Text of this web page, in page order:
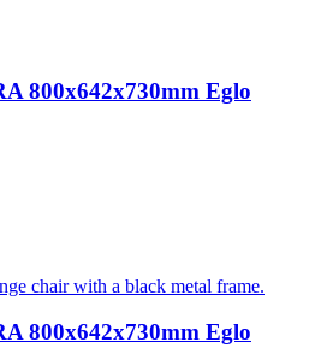
800x642x730mm Eglo
800x642x730mm Eglo